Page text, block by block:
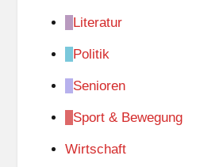
Literatur
Politik
Senioren
Sport & Bewegung
Wirtschaft